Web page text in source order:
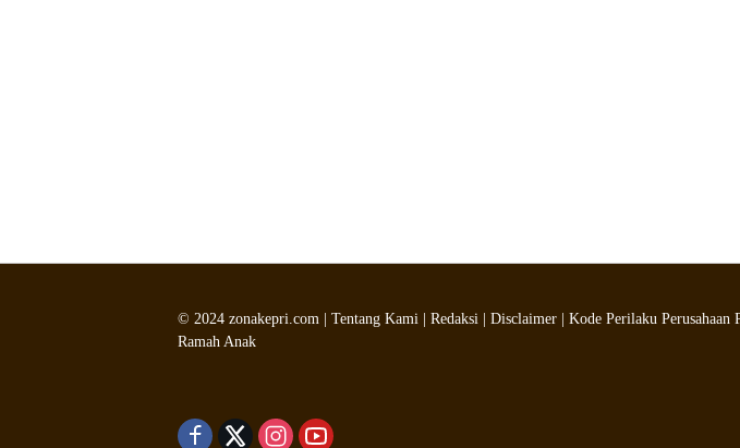
© 2024 zonakepri.com | Tentang Kami Redaksi Disclaimer Kode Perilaku Perusahaan
Ramah Anak